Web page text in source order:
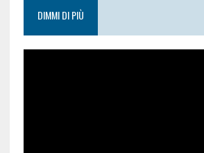
DIMMI DI PIÙ